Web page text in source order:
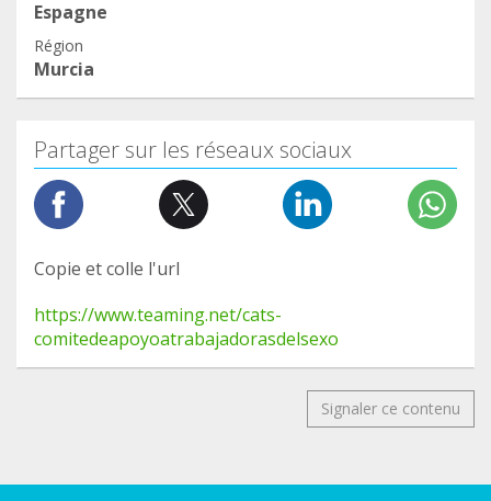
Espagne
Région
Murcia
Partager sur les réseaux sociaux
Copie et colle l'url
https://www.teaming.net/cats-
comitedeapoyoatrabajadorasdelsexo
Signaler ce contenu